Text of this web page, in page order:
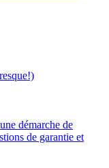
démarche de
de garantie et